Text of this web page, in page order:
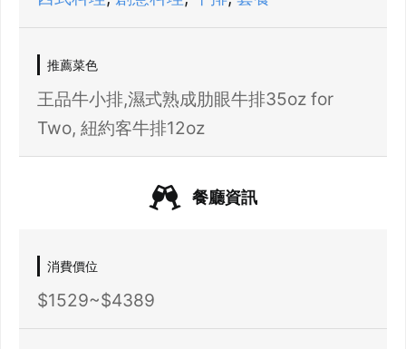
推薦菜色
王品牛小排,濕式熟成肋眼牛排35oz for
Two, 紐約客牛排12oz
餐廳資訊
消費價位
$1529~$4389
登出
確定要登出嗎？
先不要